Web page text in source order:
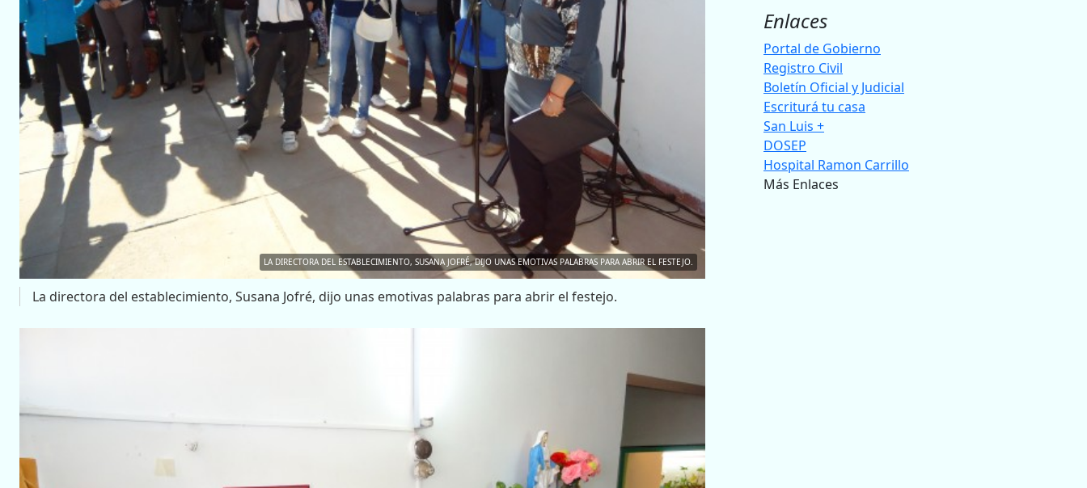
LA DIRECTORA DEL ESTABLECIMIENTO, SUSANA JOFRÉ, DIJO UNAS EMOTIVAS PALABRAS PARA ABRIR EL FESTEJO.
La directora del establecimiento, Susana Jofré, dijo unas emotivas palabras para abrir el festejo.
Enlaces
Portal de Gobierno
Registro Civil
Boletín Oficial y Judicial
Escriturá tu casa
San Luis +
DOSEP
Hospital Ramon Carrillo
Más Enlaces